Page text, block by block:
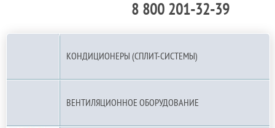
8 800 201-32-39
КОНДИЦИОНЕРЫ (СПЛИТ-СИСТЕМЫ)
ВЕНТИЛЯЦИОННОЕ ОБОРУДОВАНИЕ